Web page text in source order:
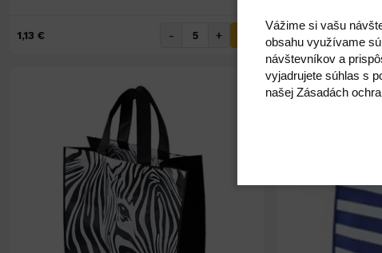
1,13 € - + 1,72 €
Vážime si vašu
obsahu využívame
návštevníkov a
vyjadrujete súhlas s
našej Zásadách